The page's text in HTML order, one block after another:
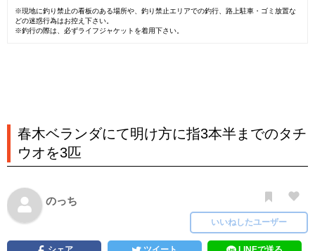
※現地に釣り禁止の看板のある場所や、釣り禁止エリアでの釣行、路上駐車・ゴミ放置な
どの迷惑行為はお控え下さい。
※釣行の際は、必ずライフジャケットを着用下さい。
春木ベランダにて明け方に指3本半までのタチ
ウオを3匹
のっち
いいねしたユーザー